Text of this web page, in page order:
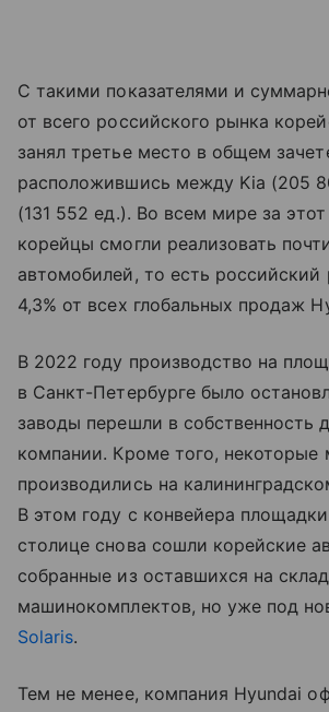
С такими показателями и
от всего российского рынка
занял третье место в общем
расположившись между Kia (205
(131 552 ед.). Во всем мире за
корейцы смогли реализовать
автомобилей, то есть российский
4,3% от всех глобальных продаж
В 2022 году производство на
в Санкт-Петербурге было
заводы перешли в собственность
компании. Кроме того, некоторые
производились на
В этом году с конвейера
столице снова сошли корейские
собранные из оставшихся на
машинокомплектов, но уже под
Solaris.
Тем не менее, компания Hyundai